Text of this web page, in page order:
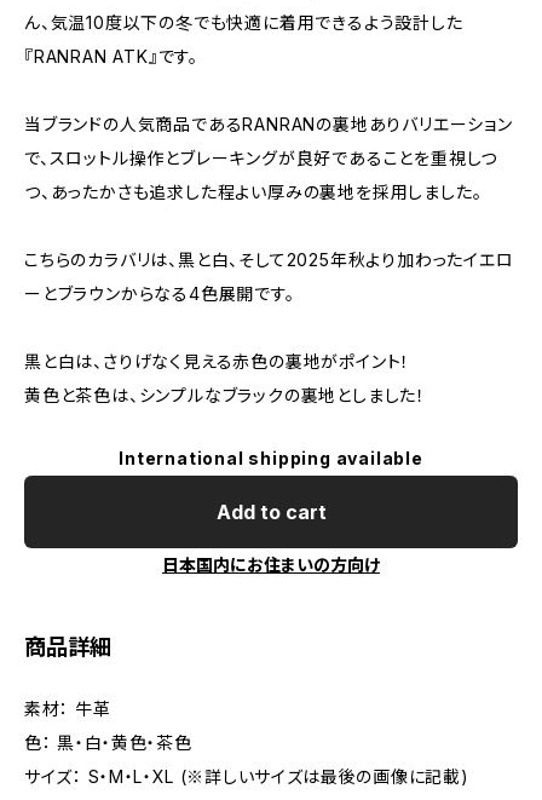
ん、気温10度以下の冬でも快適に着用できるよう設計した
『RANRAN ATK』です。
当ブランドの人気商品であるRANRANの裏地ありバリエーション
で、スロットル操作とブレーキングが良好であることを重視しつ
つ、あったかさも追求した程よい厚みの裏地を採用しました。
こちらのカラバリは、黒と白、そして2025年秋より加わったイエロ
ーとブラウンからなる4色展開です。
黒と白は、さりげなく見える赤色の裏地がポイント！
黄色と茶色は、シンプルなブラックの裏地としました！
International shipping available
Add to cart
日本国内にお住まいの方向け
商品詳細
素材： 牛革
色： 黒・白・黄色・茶色
サイズ： S・M・L・XL (※詳しいサイズは最後の画像に記載)